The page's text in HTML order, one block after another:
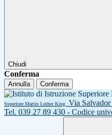
Chiudi
Conferma
Annulla Conferma
Superiore Martin Luther King
Via
Tel. 039 27 89 430 - Codice